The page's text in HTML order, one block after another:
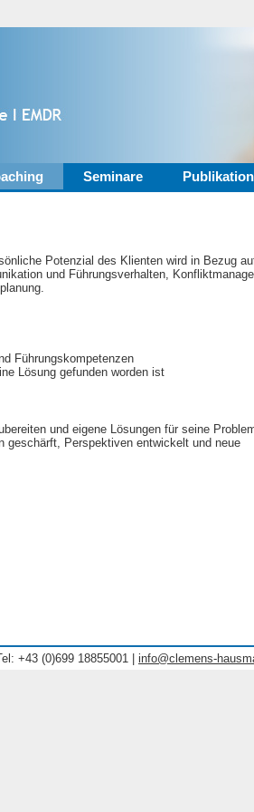
Seminare
Potenzial des Klienten wird in Bezug
und Führungsverhalten,
Führungskompetenzen
Lösung gefunden worden ist
und eigene Lösungen für seine
geschärft, Perspektiven entwickelt und neue
+43 (0)699 18855001 | info@clemens-